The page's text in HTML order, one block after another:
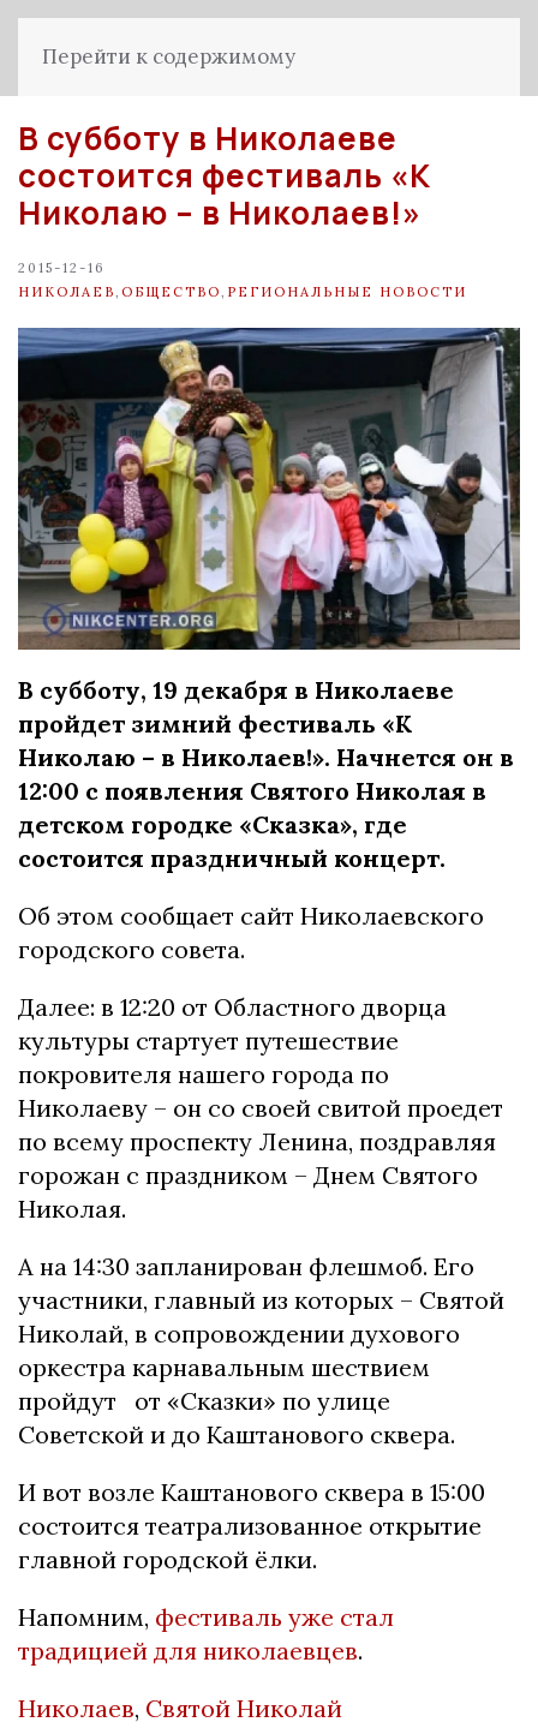
Перейти к содержимому
В субботу в Николаеве
состоится фестиваль «К
Николаю – в Николаев!»
2015-12-16
НИКОЛАЕВ ОБЩЕСТВО РЕГИОНАЛЬНЫЕ НОВОСТИ
В субботу, 19 декабря в Николаеве
пройдет зимний фестиваль «К
Николаю – в Николаев!». Начнется он в
12:00 с появления Святого Николая в
детском городке «Сказка», где
состоится праздничный концерт.
Об этом сообщает сайт Николаевского
городского совета.
Далее: в 12:20 от Областного дворца
культуры стартует путешествие
покровителя нашего города по
Николаеву – он со своей свитой проедет
по всему проспекту Ленина, поздравляя
горожан с праздником – Днем Святого
Николая.
А на 14:30 запланирован флешмоб. Его
участники, главный из которых – Святой
Николай, в сопровождении духового
оркестра карнавальным шествием
пройдут от «Сказки» по улице
Советской и до Каштанового сквера.
И вот возле Каштанового сквера в 15:00
состоится театрализованное открытие
главной городской ёлки.
Напомним, фестиваль уже стал
традицией для николаевцев.
Николаев, Святой Николай